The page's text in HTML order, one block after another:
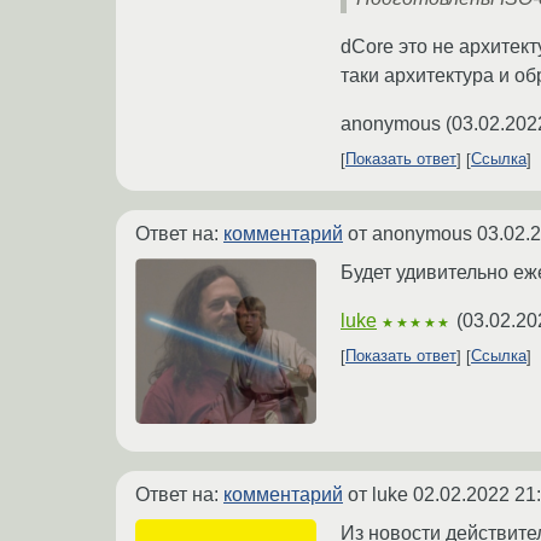
dCore это не
таки архитектура и
anonymous (
Показать ответ Ссылка
Ответ на: комментарий от anonymous
Будет удивительно
luke ★★★★★ (
Показать ответ Ссылка
Ответ на: комментарий от luke 02.02.2022
Из новости